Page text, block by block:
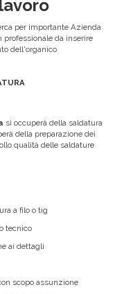
per importante Azienda
professionale da inserire
dell'organico
si occuperà della saldatura
della preparazione dei
qualità delle saldature
a filo o tig
tecnico
ai dettagli
scopo assunzione